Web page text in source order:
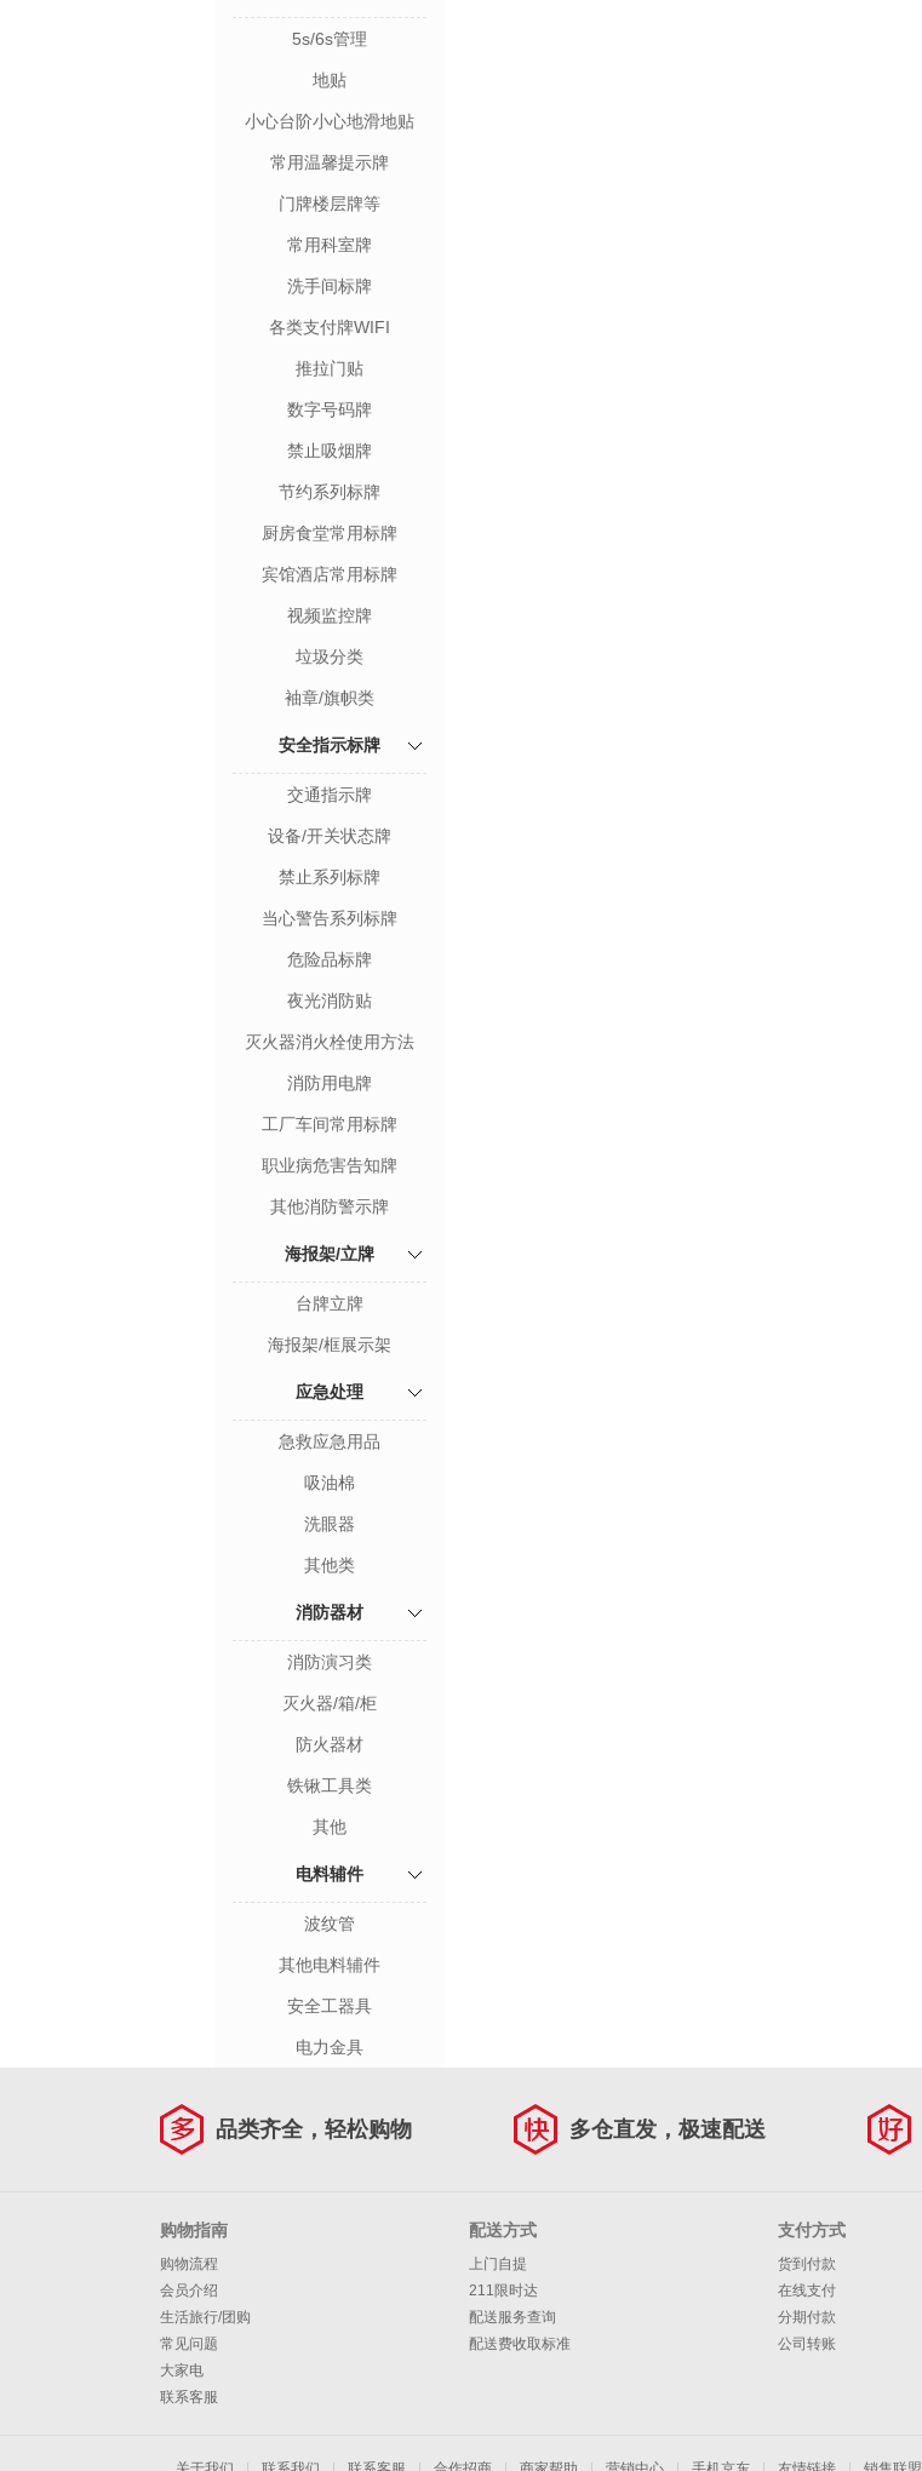
5s/6s管理
地贴
小心台阶小心地滑地贴
常用温馨提示牌
门牌楼层牌等
常用科室牌
洗手间标牌
各类支付牌WIFI
推拉门贴
数字号码牌
禁止吸烟牌
节约系列标牌
厨房食堂常用标牌
宾馆酒店常用标牌
视频监控牌
垃圾分类
袖章/旗帜类
安全指示标牌
交通指示牌
设备/开关状态牌
禁止系列标牌
当心警告系列标牌
危险品标牌
夜光消防贴
灭火器消火栓使用方法
消防用电牌
工厂车间常用标牌
职业病危害告知牌
其他消防警示牌
海报架/立牌
台牌立牌
海报架/框展示架
应急处理
急救应急用品
吸油棉
洗眼器
其他类
消防器材
消防演习类
灭火器/箱/柜
防火器材
铁锹工具类
其他
电料辅件
波纹管
其他电料辅件
安全工器具
电力金具
品类齐全，轻松购物 多仓直发，极速配送
购物指南
购物流程
会员介绍
生活旅行/团购
常见问题
大家电
联系客服
配送方式
上门自提
211限时达
配送服务查询
配送费收取标准
支付方式
货到付款
在线支付
分期付款
公司转账